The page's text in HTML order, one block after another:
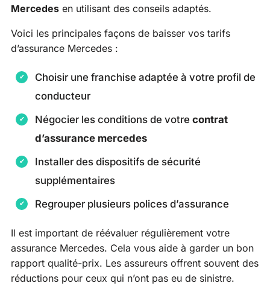
Mercedes en utilisant des conseils adaptés.
Voici les principales façons de baisser vos tarifs
d’assurance Mercedes :
Choisir une franchise adaptée à votre profil de
conducteur
Négocier les conditions de votre contrat
d’assurance mercedes
Installer des dispositifs de sécurité
supplémentaires
Regrouper plusieurs polices d’assurance
Il est important de réévaluer régulièrement votre
assurance Mercedes. Cela vous aide à garder un bon
rapport qualité-prix. Les assureurs offrent souvent des
réductions pour ceux qui n’ont pas eu de sinistre.